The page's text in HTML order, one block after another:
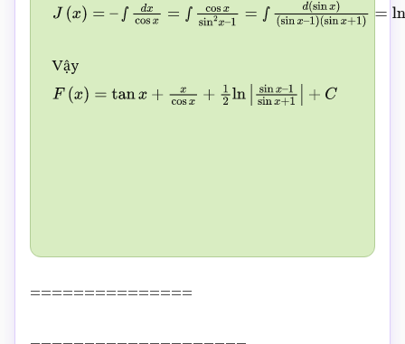
J( x)= –∫d cosx=∫ cos xsin2x–1 =∫d( sinx)(sinx–1)(sinx +1
Vậy
F x)= tan x+xcos +12ln | sin x– 1 sinx+1 | C
===============